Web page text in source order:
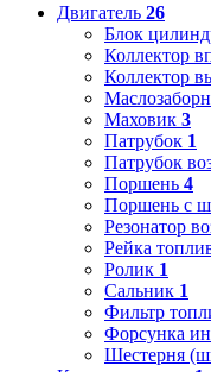
Двигатель 26
Блок
Коллектор
Коллектор
Маховик 3
Патрубок 1
Патрубок
Поршень 4
Поршень с
Резонатор
Рейка
Ролик 1
Сальник 1
Фильтр
Форсунка
Шестерня